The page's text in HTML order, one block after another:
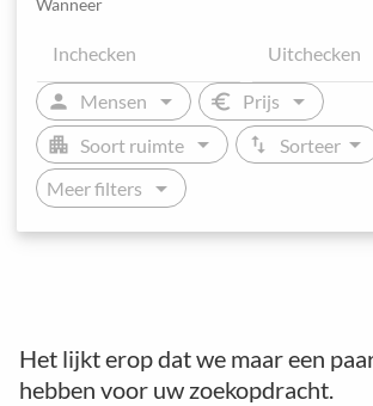
person Mensen arrow_drop_down euro Prijs arrow_drop_down
apartment Soort ruimte arrow_drop_down swap_vert Sorteer arrow_drop_down
Meer filters arrow_drop_down
Het lijkt erop dat we maar een
hebben voor uw zoekopdracht.